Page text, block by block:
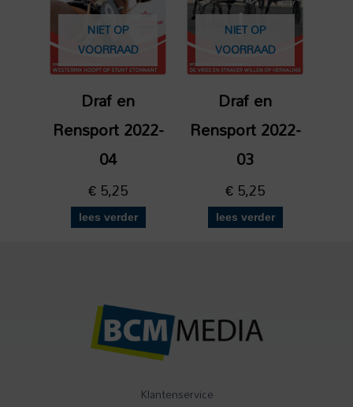
NIET OP
VOORRAAD
Draf en
Rensport 2022-
04
€5,25
lees verder
NIET OP
VOORRAAD
Draf en
Rensport 2022-
03
€5,25
lees verder
Klantenservice